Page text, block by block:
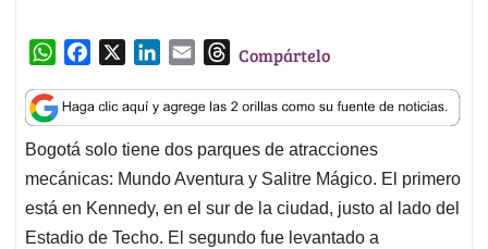
W
a
t
s
A
p
p
c
e
b
o
o
k
n
k
e
d
I
n
a
i
l
T
r
e
a
d
s
Compártelo
Bogotá solo tiene dos parques de atracciones
mecánicas: Mundo Aventura y Salitre Mágico. El primero
está en Kennedy, en el sur de la ciudad, justo al lado del
Estadio de Techo. El segundo fue levantado a